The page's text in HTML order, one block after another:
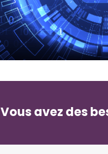
Vous avez des